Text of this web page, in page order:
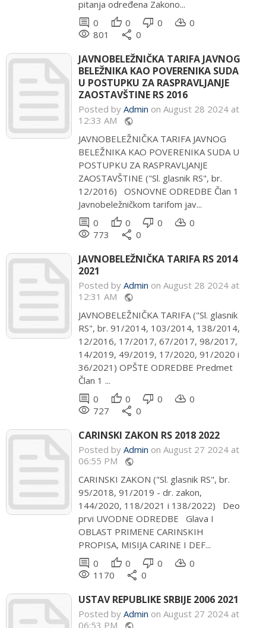
pitanja određena Zakono...
comment 0 thumb_up 0 thumb_down 0 cloud_download 0
remove_red_eye 801 share 0
JAVNOBELEŽNIČKA TARIFA JAVNOG
BELEŽNIKA KAO POVERENIKA SUDA
U POSTUPKU ZA RASPRAVLJANJE
ZAOSTAVŠTINE RS 2016
Posted by Admin on August 28 2024 at
12:33 AM public
JAVNOBELEŽNIČKA TARIFA JAVNOG
BELEŽNIKA KAO POVERENIKA SUDA U
POSTUPKU ZA RASPRAVLJANJE
ZAOSTAVŠTINE ("Sl. glasnik RS", br.
12/2016) OSNOVNE ODREDBE Član 1
Javnobeležničkom tarifom jav...
comment 0 thumb_up 0 thumb_down 0 cloud_download 0
remove_red_eye 773 share 0
JAVNOBELEŽNIČKA TARIFA RS 2014
2021
Posted by Admin on August 28 2024 at
12:31 AM public
JAVNOBELEŽNIČKA TARIFA ("Sl. glasnik
RS", br. 91/2014, 103/2014, 138/2014,
12/2016, 17/2017, 67/2017, 98/2017,
14/2019, 49/2019, 17/2020, 91/2020 i
36/2021) OPŠTE ODREDBE Predmet
Član 1 ...
comment 0 thumb_up 0 thumb_down 0 cloud_download 0
remove_red_eye 727 share 0
CARINSKI ZAKON RS 2018 2022
Posted by Admin on August 27 2024 at
06:55 PM public
CARINSKI ZAKON ("Sl. glasnik RS", br.
95/2018, 91/2019 - dr. zakon,
144/2020, 118/2021 i 138/2022) Deo
prvi UVODNE ODREDBE Glava I
OBLAST PRIMENE CARINSKIH
PROPISA, MISIJA CARINE I DEF...
comment 0 thumb_up 0 thumb_down 0 cloud_download 0
remove_red_eye 1170 share 0
USTAV REPUBLIKE SRBIJE 2006 2021
Posted by Admin on August 27 2024 at
06:53 PM